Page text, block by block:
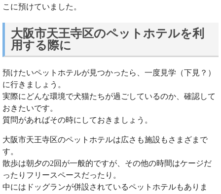
こに預けていました。
大阪市天王寺区のペットホテルを利
用する際に
預けたいペットホテルが見つかったら、一度見学（下見？）
に行きましょう。
実際にどんな環境で犬猫たちが過ごしているのか、確認して
おきたいです。
質問があればその時にしておきましょう。
大阪市天王寺区のペットホテルは広さも施設もさまざまで
す。
散歩は朝夕の2回が一般的ですが、その他の時間はケージだ
ったりフリースペースだったり。
中にはドッグランが併設されているペットホテルもありま